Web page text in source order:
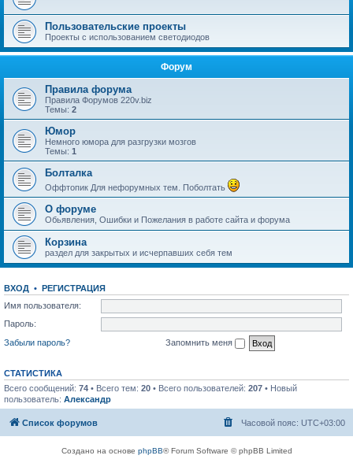
Пользовательские проекты
Проекты с использованием светодиодов
Форум
Правила форума
Правила Форумов 220v.biz
Темы: 2
Юмор
Немного юмора для разгрузки мозгов
Темы: 1
Болталка
Оффтопик Для нефорумных тем. Поболтать
О форуме
Обьявления, Ошибки и Пожелания в работе сайта и форума
Корзина
раздел для закрытых и исчерпавших себя тем
ВХОД • РЕГИСТРАЦИЯ
Имя пользователя:
Пароль:
Забыли пароль?
Запомнить меня
СТАТИСТИКА
Всего сообщений: 74 • Всего тем: 20 • Всего пользователей: 207 • Новый
пользователь: Александр
Список форумов Часовой пояс: UTC+03:00
Создано на основе phpBB® Forum Software © phpBB Limited